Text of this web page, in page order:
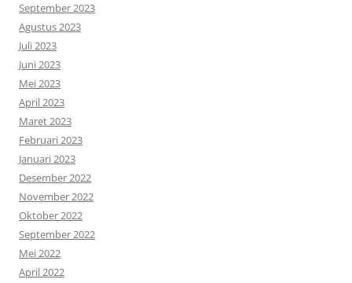
September 2023
Agustus 2023
Juli 2023
Juni 2023
Mei 2023
April 2023
Maret 2023
Februari 2023
Januari 2023
Desember 2022
November 2022
Oktober 2022
September 2022
Mei 2022
April 2022